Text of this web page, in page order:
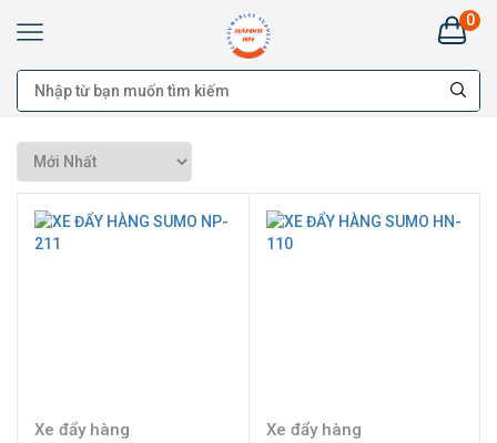
Kim
Khí
HANKO
HÀ
buôn
Đại
lý
Cung
cấp
0
Xe đẩy hàng Xe đẩy hàng